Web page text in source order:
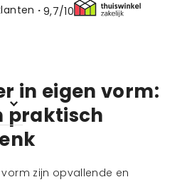
9,7/10
in eigen vorm:
praktisch
zijn opvallende en